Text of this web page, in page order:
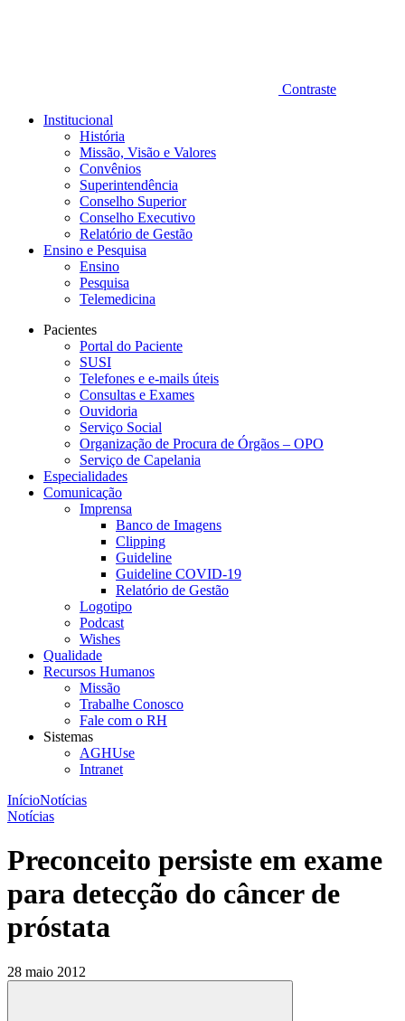
Contraste
Institucional
História
Missão, Visão e Valores
Convênios
Superintendência
Conselho Superior
Conselho Executivo
Relatório de Gestão
Ensino e Pesquisa
Ensino
Pesquisa
Telemedicina
Pacientes
Portal do Paciente
SUSI
Telefones e e-mails úteis
Consultas e Exames
Ouvidoria
Serviço Social
Organização de Procura de Órgãos – OPO
Serviço de Capelania
Especialidades
Comunicação
Imprensa
Banco de Imagens
Clipping
Guideline
Guideline COVID-19
Relatório de Gestão
Logotipo
Podcast
Wishes
Qualidade
Recursos Humanos
Missão
Trabalhe Conosco
Fale com o RH
Sistemas
AGHUse
Intranet
InícioNotícias
Notícias
Preconceito persiste em exame
para detecção do câncer de
próstata
28 maio 2012